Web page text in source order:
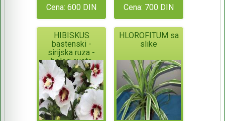
Cena: 600 DIN Cena: 700 DIN
HIBISKUS
bastenski -
sirijska ruza -
belog cveta
HLOROFITUM sa
slike